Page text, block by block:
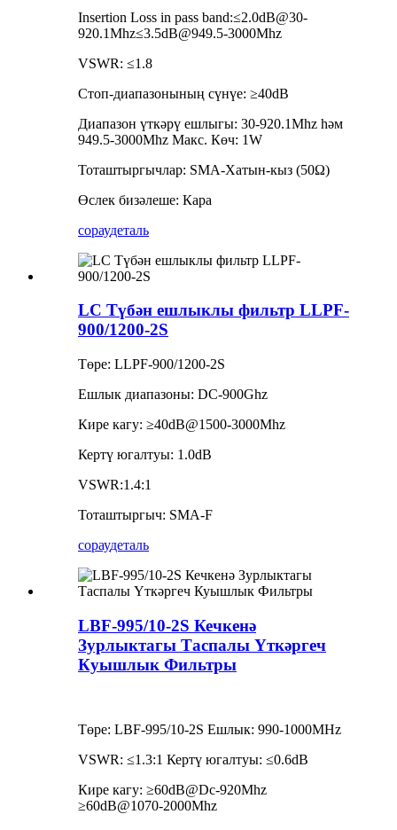
Insertion Loss in pass band:≤2.0dB@30-
920.1Mhz≤3.5dB@949.5-3000Mhz
VSWR: ≤1.8
Стоп-диапазонының сүнүе: ≥40dB
Диапазон үткәрү ешлыгы: 30-920.1Mhz һәм
949.5-3000Mhz Макс. Көч: 1W
Тоташтыргычлар: SMA-Хатын-кыз (50Ω)
Өслек бизәлеше: Кара
сораудеталь
LC Түбән ешлыклы фильтр LLPF-
900/1200-2S
Төре: LLPF-900/1200-2S
Ешлык диапазоны: DC-900Ghz
Кире кагу: ≥40dB@1500-3000Mhz
Кертү югалтуы: 1.0dB
VSWR:1.4:1
Тоташтыргыч: SMA-F
сораудеталь
LBF-995/10-2S Кечкенә
Зурлыктагы Таспалы Үткәргеч
Куышлык Фильтры
Төре: LBF-995/10-2S Ешлык: 990-1000MHz
VSWR: ≤1.3:1 Кертү югалтуы: ≤0.6dB
Кире кагу: ≥60dB@Dc-920Mhz
≥60dB@1070-2000Mhz